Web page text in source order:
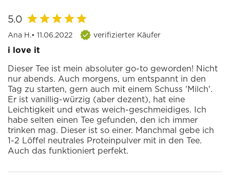
5.0
Ana H.• 11.06.2022 verifizierter Käufer
i love it
Dieser Tee ist mein absoluter go-to geworden! Nicht
nur abends. Auch morgens, um entspannt in den
Tag zu starten, gern auch mit einem Schuss 'Milch'.
Er ist vanillig-würzig (aber dezent), hat eine
Leichtigkeit und etwas weich-geschmeidiges. Ich
habe selten einen Tee gefunden, den ich immer
trinken mag. Dieser ist so einer. Manchmal gebe ich
1-2 Löffel neutrales Proteinpulver mit in den Tee.
Auch das funktioniert perfekt.